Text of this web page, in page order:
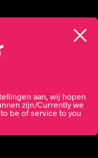
aan, wij hopen
zijn/Currently we
be of service to you